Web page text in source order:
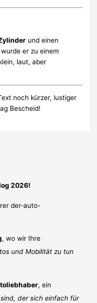
und einen
er zu einem
laut, aber
noch kürzer, lustiger
Bescheid!
2026!
, wo wir Ihre
und Mobilität zu tun
, ein
der sich einfach für